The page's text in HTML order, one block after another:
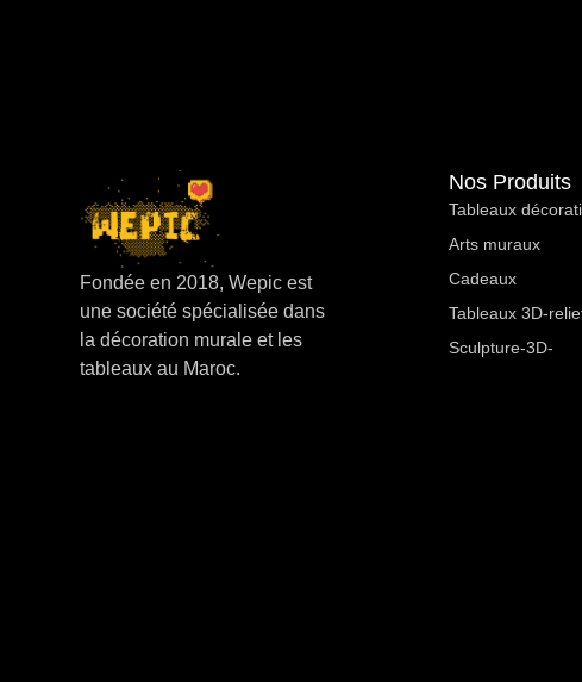
Fondée en 2018, Wepic est
une société spécialisée dans
la décoration murale et les
tableaux au Maroc.
Nos Produits
Tableaux
Arts muraux
Cadeaux
Tableaux 3D-
Sculpture-3D-